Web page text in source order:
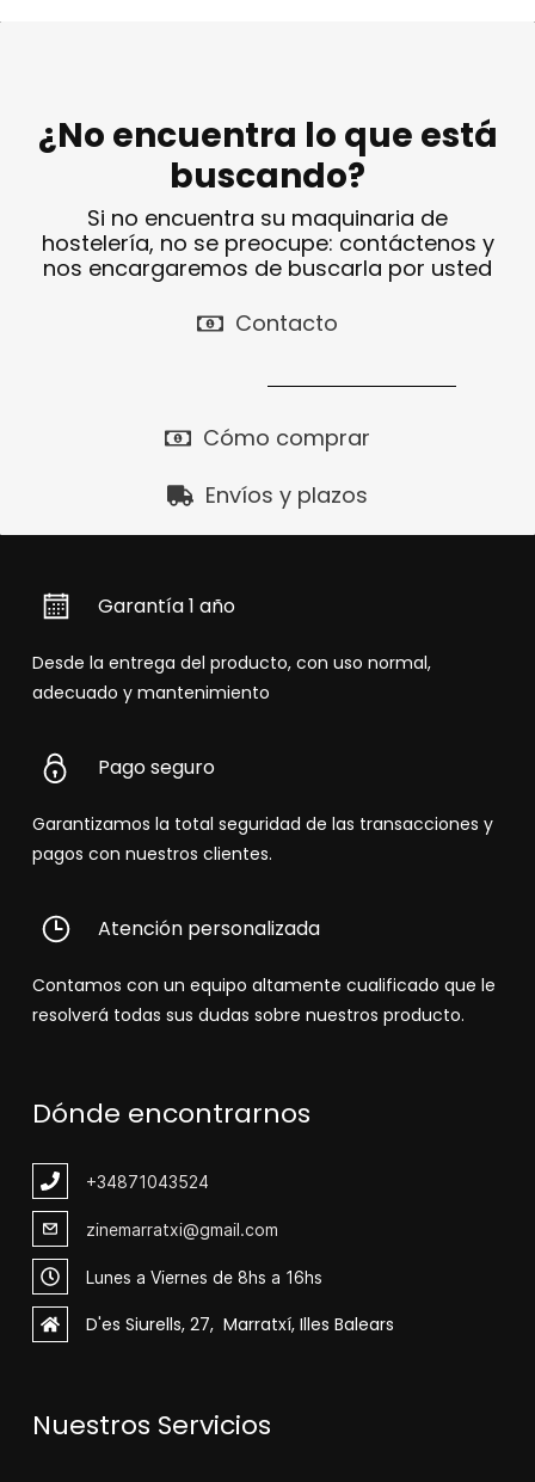
¿No encuentra lo que está
buscando?
Si no encuentra su maquinaria de
hostelería, no se preocupe: contáctenos y
nos encargaremos de buscarla por usted
Contacto
Cómo comprar
Envíos y plazos
Garantía 1 año
Desde la entrega del producto, con uso normal,
adecuado y mantenimiento
Pago seguro
Garantizamos la total seguridad de las transacciones y
pagos con nuestros clientes.
Atención personalizada
Contamos con un equipo altamente cualificado que le
resolverá todas sus dudas sobre nuestros producto.
Dónde encontrarnos
+34871043524
zinemarratxi@gmail.com
Lunes a Viernes de 8hs a 16hs
D'es Siurells, 27, Marratxí, Illes Balears
Nuestros Servicios